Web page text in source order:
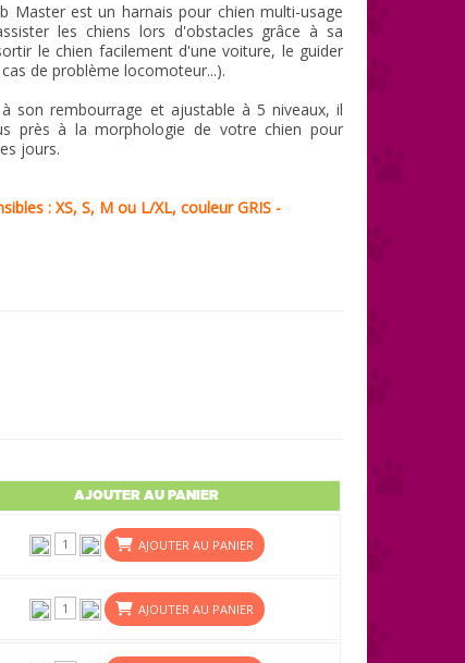
Master est un harnais pour chien multi-usage
les chiens lors d'obstacles grâce à sa
le chien facilement d'une voiture, le guider
de problème locomoteur...).
son rembourrage et ajustable à 5 niveaux, il
près à la morphologie de votre chien pour
jours.
: XS, S, M ou L/XL, couleur GRIS -
AJOUTER AU PANIER
AJOUTER AU PANIER
AJOUTER AU PANIER